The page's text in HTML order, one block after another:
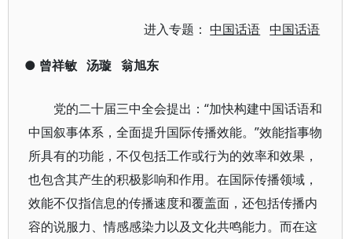
进入专题：中国话语 中国话语
● 曾祥敏 汤璇 翁旭东
党的二十届三中全会提出：“加快构建中国话语和
中国叙事体系，全面提升国际传播效能。”效能指事物
所具有的功能，不仅包括工作或行为的效率和效果，
也包含其产生的积极影响和作用。在国际传播领域，
效能不仅指信息的传播速度和覆盖面，还包括传播内
容的说服力、情感感染力以及文化共鸣能力。而在这